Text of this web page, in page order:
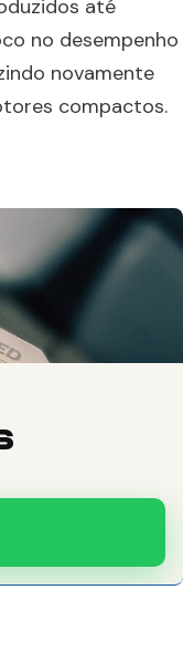
até
no desempenho
novamente
compactos.